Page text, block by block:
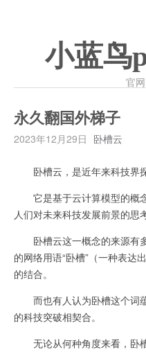
小蓝鸟
官
永久翻国外梯子
2023年12月29日 卧槽云
卧槽云，是近年来科技界探
它是基于云计算模型的概
人们对未来科技发展前景的思
卧槽云这一概念的来源有
的网络用语“卧槽”（一种表达
的结合。
而也有人认为卧槽这个词
的科技突破相契合。
无论从何种角度来看，卧